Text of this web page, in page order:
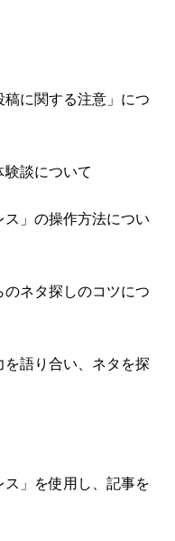
に関する注意」につ
談について
」の操作方法につい
ネタ探しのコツにつ
語り合い、ネタを探
」を使用し、記事を